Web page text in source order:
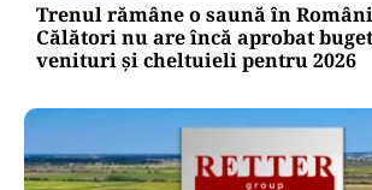
Trenul rămâne o saună în
Călători nu are încă aprobat
venituri și cheltuieli pentru 2026